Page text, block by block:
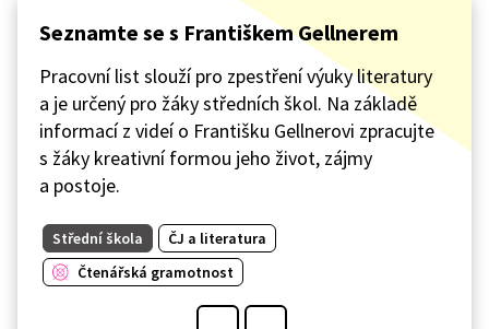
Seznamte se s Františkem Gellnerem
Pracovní list slouží pro zpestření výuky literatury
a je určený pro žáky středních škol. Na základě
informací z videí o Františku Gellnerovi zpracujte
s žáky kreativní formou jeho život, zájmy
a postoje.
Střední škola
ČJ a literatura
Čtenářská gramotnost